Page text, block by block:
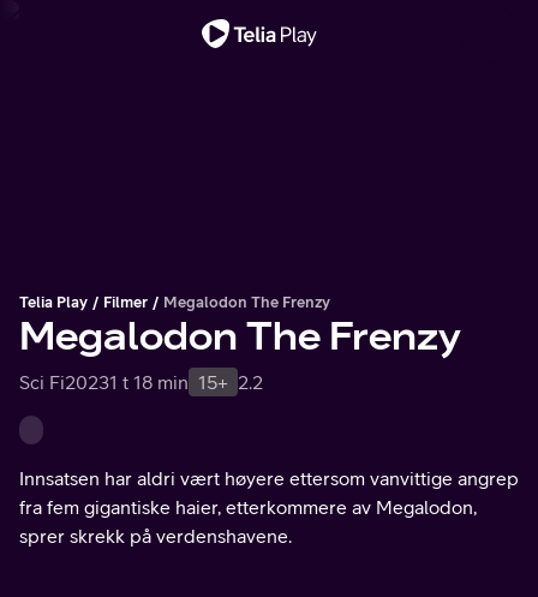
Telia Play Filmer Megalodon The Frenzy
Megalodon The Frenzy
Sci Fi20231 t 18 min 15+ 2.2
Innsatsen har aldri vært høyere ettersom vanvittige angrep
fra fem gigantiske haier, etterkommere av Megalodon,
sprer skrekk på verdenshavene.